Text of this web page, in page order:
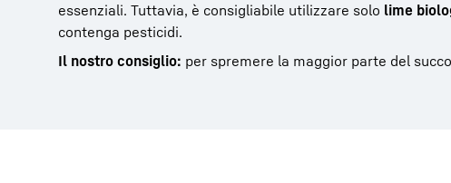
essenziali. Tuttavia, è consigliabile utilizzare solo lime
contenga pesticidi.
Il nostro consiglio: per spremere la maggior parte del